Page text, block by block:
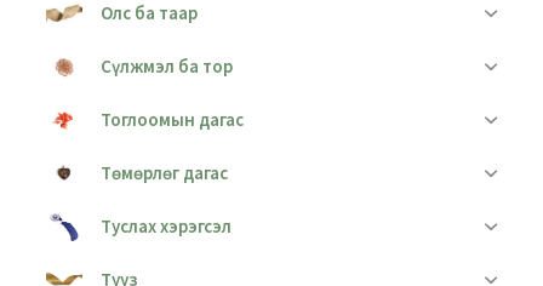
Олс ба таар
Сүлжмэл ба тор
Тоглоомын дагас
Төмөрлөг дагас
Туслах хэрэгсэл
Тууз